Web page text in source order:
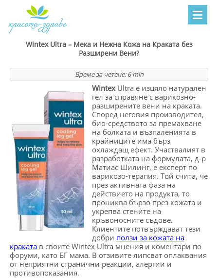
Wintex Ultra – Мека и Нежна Кожа на Краката без
Разширени Вени?
Време за четене:6 min
WintexUltra е изцяло натурален
гел за справяне с варикозно-
разширените вени на краката.
Според неговия производител,
био-средството за премахване
на болката и възпаленията в
крайниците има бърз
охлаждащ ефект. Участвалият в
разработката на формулата, д-р
Матиас Шилинг, е експерт по
варикозо-терапия. Той счита, че
през активната фаза на
действието на продукта, то
прониква бързо през кожата и
укрепва стените на
кръвоносните съдове.
Клиентите потвърждават тези
добри ползи за кожата на
краката в своите Wintex Ultra мнения и коментари по
форуми, като БГ мама. В отзивите липсват оплаквания
от неприятни странични реакции, алергии и
противопоказания.